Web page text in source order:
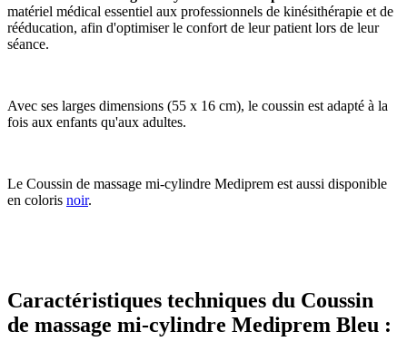
matériel médical essentiel aux professionnels de kinésithérapie et de
rééducation, afin d'optimiser le confort de leur patient lors de leur
séance.
Avec ses larges dimensions (55 x 16 cm), le coussin est adapté à la
fois aux enfants qu'aux adultes.
Le Coussin de massage mi-cylindre Mediprem est aussi disponible
en coloris noir.
Caractéristiques techniques du Coussin
de massage mi-cylindre Mediprem Bleu :